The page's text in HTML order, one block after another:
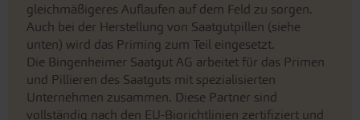
gleichmäßigeres Auflaufen auf dem Feld zu sorgen.
Auch bei der Herstellung von Saatgutpillen (siehe
unten) wird das Priming zum Teil eingesetzt.
Die Bingenheimer Saatgut AG arbeitet für das Primen
und Pillieren des Saatguts mit spezialisierten
Unternehmen zusammen. Diese Partner sind
vollständig nach den EU-Biorichtlinien zertifiziert und